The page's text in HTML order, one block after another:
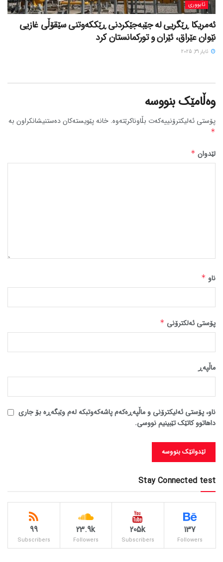
ئابووری
ئەمریکا ڕێگریی لە جێبەجێکردنی ڕێککەوتنی سێقۆڵی غازیی
نێوان عێراق، ئێران و تورکمانستان کرد
ئایار 31, 2025
وەڵامێک بنووسە
پۆستی ئەلیکترۆنییەکەت بڵاوناکرێتەوە. خانە پێویستەکان دەستنیشانکراون بە
*
لێدوان *
ناو *
پۆستی ئەلکترۆنی *
ماڵپه‌ڕ
ناو، پۆستی ئەلیکترۆنی و ماڵپەڕەکەم پاشەکەوتبکە لەم وێبگەڕە بۆ جاری
داهاتوو کاتێک تێبینیم نووسی.
Stay Connected test
137
Followers
205k
Subscribers
23.9k
Followers
99
Subscribers